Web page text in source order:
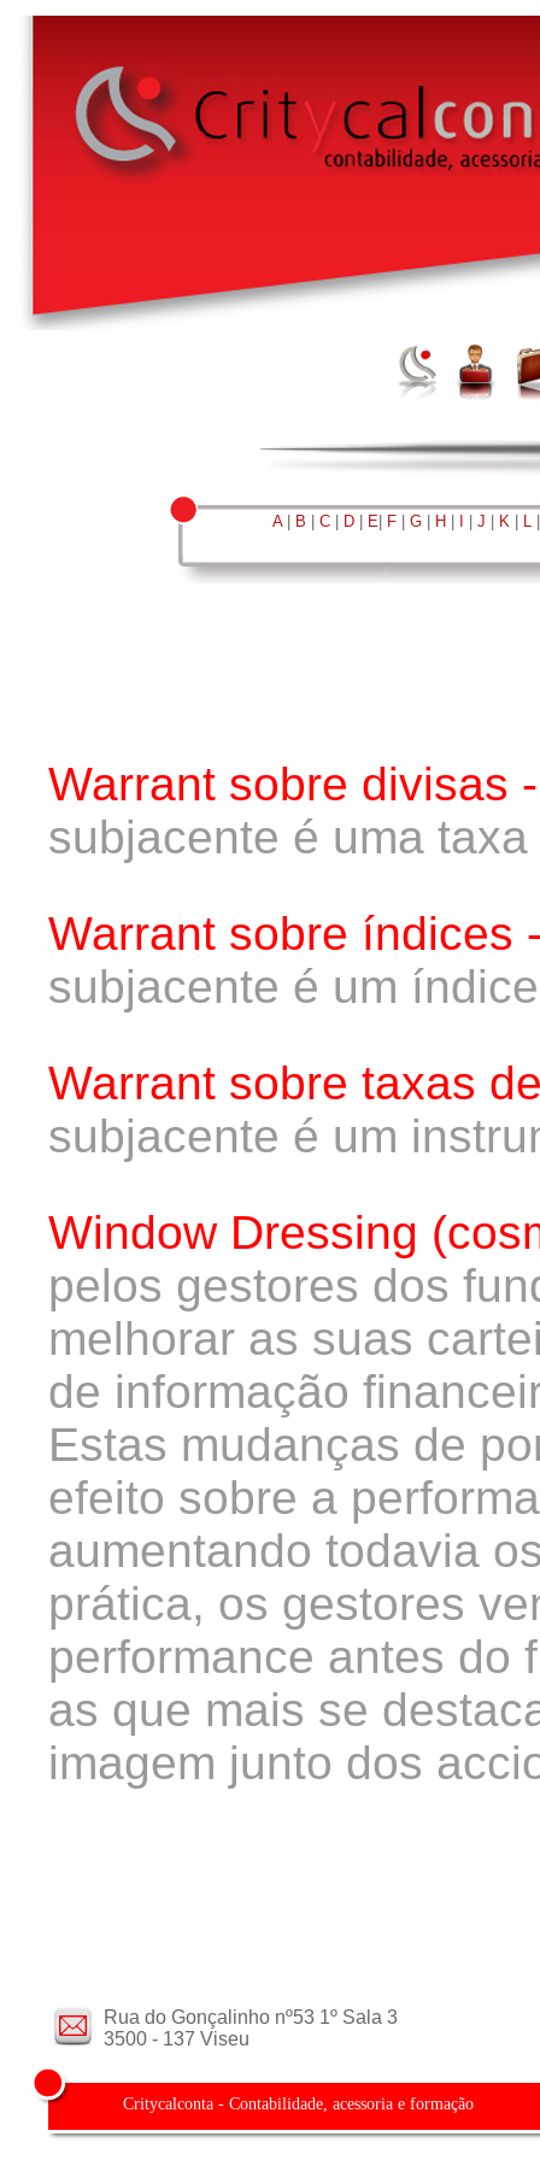
A| B C| D| E| F| G| H J K| L
Warrant sobre divisas
subjacente é uma
Warrant sobre índices
subjacente é um
Warrant sobre taxas
subjacente é um
Window Dressing
pelos gestores dos
melhorar as suas
de informação
Estas mudanças de
efeito sobre a
aumentando todavia
prática, os gestores
performance antes do
as que mais se
imagem junto dos
Rua do Gonçalinho nº53 1º Sala 3
3500 - 137 Viseu
Critycalconta - Contabilidade, acessoria e formação